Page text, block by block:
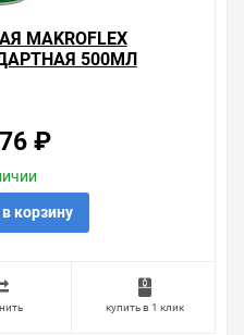
MAKROFLEX
500МЛ
₽
корзину
купить в 1 клик